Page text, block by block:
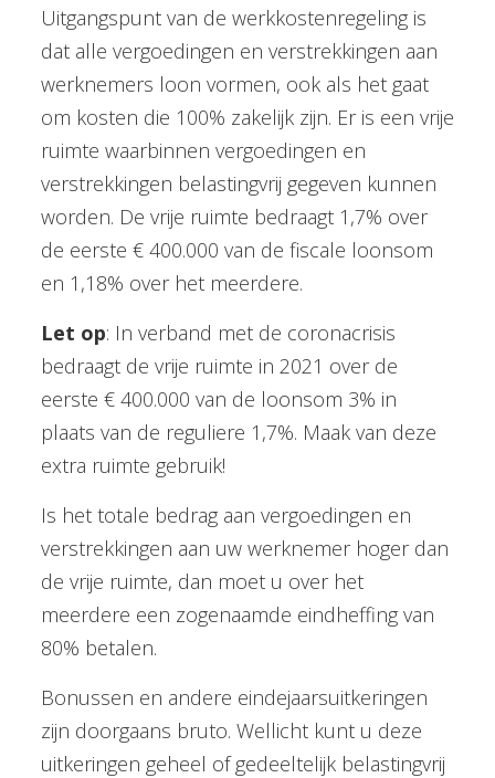
Uitgangspunt van de werkkostenregeling is
dat alle vergoedingen en verstrekkingen aan
werknemers loon vormen, ook als het gaat
om kosten die 100% zakelijk zijn. Er is een vrije
ruimte waarbinnen vergoedingen en
verstrekkingen belastingvrij gegeven kunnen
worden. De vrije ruimte bedraagt 1,7% over
de eerste € 400.000 van de fiscale loonsom
en 1,18% over het meerdere.
Let op: In verband met de coronacrisis
bedraagt de vrije ruimte in 2021 over de
eerste € 400.000 van de loonsom 3% in
plaats van de reguliere 1,7%. Maak van deze
extra ruimte gebruik!
Is het totale bedrag aan vergoedingen en
verstrekkingen aan uw werknemer hoger dan
de vrije ruimte, dan moet u over het
meerdere een zogenaamde eindheffing van
80% betalen.
Bonussen en andere eindejaarsuitkeringen
zijn doorgaans bruto. Wellicht kunt u deze
uitkeringen geheel of gedeeltelijk belastingvrij